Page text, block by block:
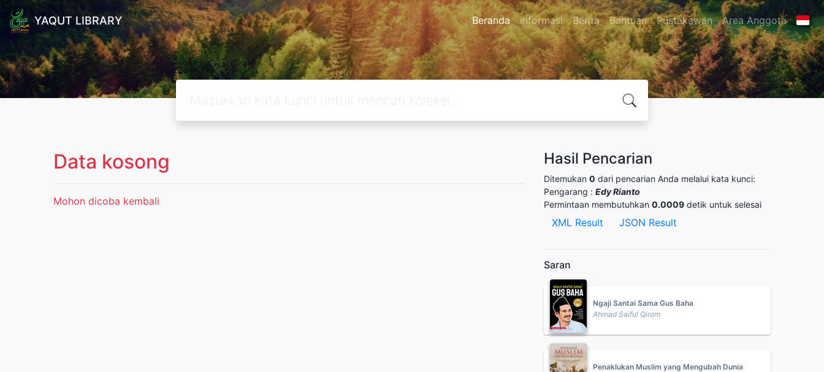
YAQUT LIBRARY Beranda Informasi Berita Bantuan Pustakawan Area Anggota
Data kosong
Mohon dicoba kembali
Hasil Pencarian
Ditemukan 0 dari pencarian Anda melalui kata kunci:
Pengarang : Edy Rianto
Permintaan membutuhkan 0.0009 detik untuk selesai
XML Result JSON Result
Saran
Ngaji Santai Sama Gus Baha
Ahmad Saiful Qirom
Penaklukan Muslim yang Mengubah Dunia